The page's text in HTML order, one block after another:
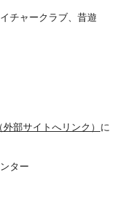
チャークラブ、昔遊
部サイトへリンク） に
ター